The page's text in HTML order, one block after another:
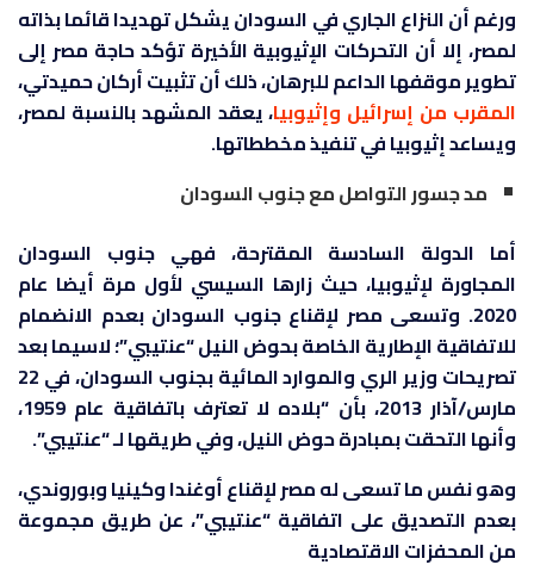
ورغم أن النزاع الجاري في السودان يشكل تهديدا قائما بذاته
لمصر، إلا أن التحركات الإثيوبية الأخيرة تؤكد حاجة مصر إلى
تطوير موقفها الداعم للبرهان، ذلك أن تثبيت أركان حميدتي،
المقرب من إسرائيل وإثيوبيا، يعقد المشهد بالنسبة لمصر،
ويساعد إثيوبيا في تنفيذ مخططاتها.
مد جسور التواصل مع جنوب السودان
أما الدولة السادسة المقترحة، فهي جنوب السودان
المجاورة لإثيوبيا، حيث زارها السيسي لأول مرة أيضا عام
2020. وتسعى مصر لإقناع جنوب السودان بعدم الانضمام
للاتفاقية الإطارية الخاصة بحوض النيل “عنتيبي”؛ لاسيما بعد
تصريحات وزير الري والموارد المائية بجنوب السودان، في 22
مارس/آذار 2013، بأن “بلاده لا تعترف باتفاقية عام 1959،
وأنها التحقت بمبادرة حوض النيل، وفي طريقها لـ “عنتيبي”.
وهو نفس ما تسعى له مصر لإقناع أوغندا وكينيا وبوروندي،
بعدم التصديق على اتفاقية “عنتيبي”، عن طريق مجموعة
من المحفزات الاقتصادية